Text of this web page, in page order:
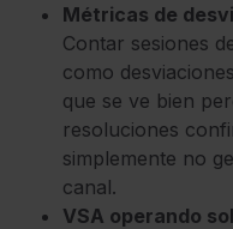
Métricas de
Contar sesiones
como
que se ve bien
resoluciones
simplemente no
canal.
VSA operando